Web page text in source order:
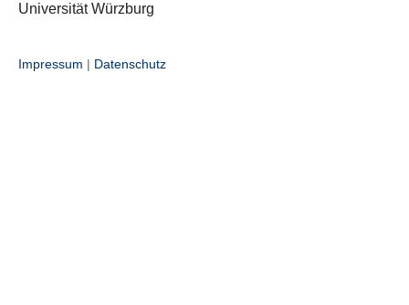
Universität Würzburg
Impressum | Datenschutz